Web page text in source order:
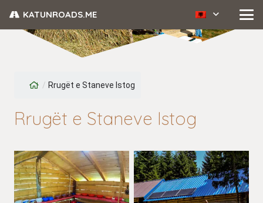
KATUNROADS.ME
/ Rrugët e Staneve Istog
Rrugët e Staneve Istog